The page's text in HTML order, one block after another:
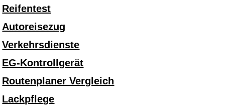
Reifentest
Autoreisezug
Verkehrsdienste
EG-Kontrollgerät
Routenplaner Vergleich
Lackpflege